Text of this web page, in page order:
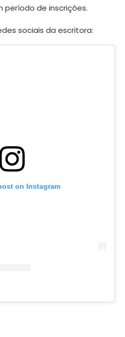
período de inscrições.
sociais da escritora:
on Instagram